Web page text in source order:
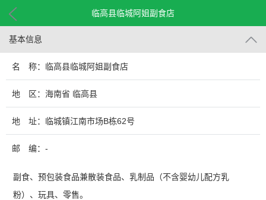
临高县临城阿姐副食店
基本信息
名 称：临高县临城阿姐副食店
地 区：海南省 临高县
地 址：临城镇江南市场B栋62号
邮 编：-
副食、预包装食品兼散装食品、乳制品（不含婴幼儿配方乳
粉）、玩具、零售。